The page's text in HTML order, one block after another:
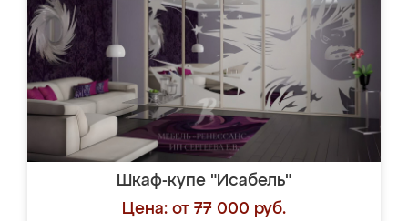
Шкаф-купе "Исабель"
Цена: от 77 000 руб.